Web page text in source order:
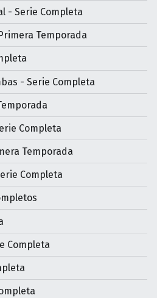
- Serie Completa
Temporada
- Serie Completa
Completa
Temporada
Completa
Completa